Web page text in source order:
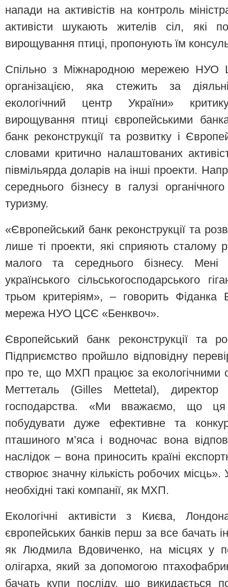
напади на активістів на контроль
активісти шукають жителів сіл, які
вирощування птиці, пропонують їм
Спільно з Міжнародною мережею НУО
організацією, яка стежить за
екологічний центр України»
вирощування птиці європейськими
банк реконструкції та розвитку і
словами критично налаштованих
півмільярда доларів на інші проекти.
середнього бізнесу в галузі
туризму.
«Європейський банк реконструкції та
лише ті проекти, які сприяють сталому
малого та середнього бізнесу.
українського сільськогосподарського
трьом критеріям», – говорить Фіданка
мережа НУО ЦСЄ «Бенквоч».
Європейський банк реконструкції та
Підприємство пройшло відповідну
про те, що МХП працює за
Меттеталь (Gilles Mettetal), директор
господарства. «Ми вважаємо, що
побудувати дуже ефективне та
пташиного м’яса і водночас вона
наслідок – вона приносить країні
створює значну кількість робочих
необхідні такі компанії, як МХП.
Екологічні активісти з Києва,
європейських банків перш за все бачать
як Людмила Вдовиченко, на місцях у
олігарха, який за допомогою
бачать купи посліду, що викидається